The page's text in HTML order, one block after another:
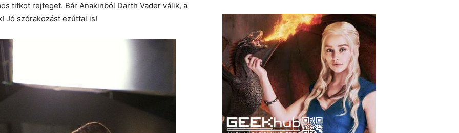
titkot rejteget. Bár Anakinból Darth Vader válik, a
Jó szórakozást ezúttal is!